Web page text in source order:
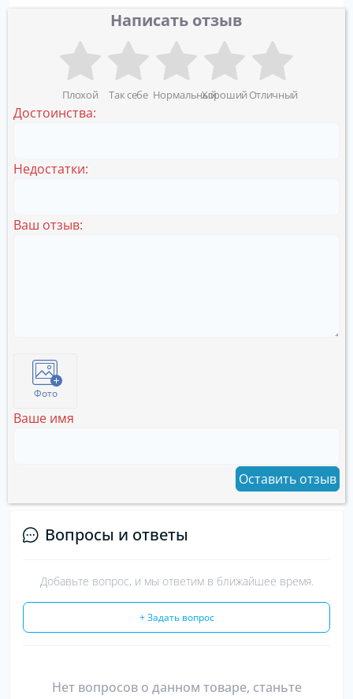
Написать отзыв
Плохой Так себе НормальныйХороший Отличный
Достоинства:
Недостатки:
Ваш отзыв:
Фото
Ваше имя
Оставить отзыв
Вопросы и ответы
Добавьте вопрос, и мы ответим в ближайшее время.
+ Задать вопрос
Нет вопросов о данном товаре, станьте